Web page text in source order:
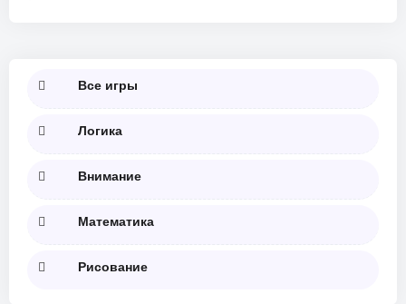
Все игры
Логика
Внимание
Математика
Рисование